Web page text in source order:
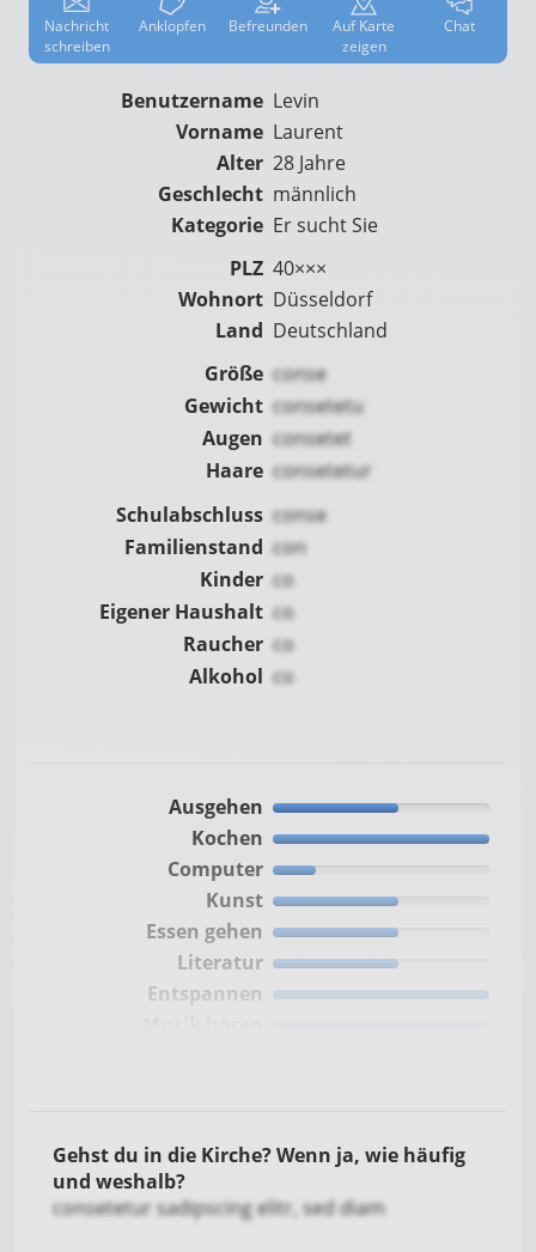
Nachricht
schreiben
Anklop­fen Befreun­den AufKarte
zeigen
Chat
Benutzername Levin
Vorname Laurent
Alter 28 Jahre
Geschlecht männlich
Kategorie Er sucht Sie
PLZ 40×××
Wohnort Düsseldorf
Land Deutschland
Größe conse
Gewicht consetetu
Augen consetet
Haare consetetur
Schulabschluss conse
Familienstand con
Kinder co
Eigener Haushalt co
Raucher co
Alkohol co
Ausgehen
Kochen
Computer
Kunst
Essen gehen
Literatur
Entspannen
Handwerken
Sport treiben
Kino
Gehst du in die Kirche? Wenn ja, wie häufig
und weshalb?
consetetur sadipscing elitr, sed diam